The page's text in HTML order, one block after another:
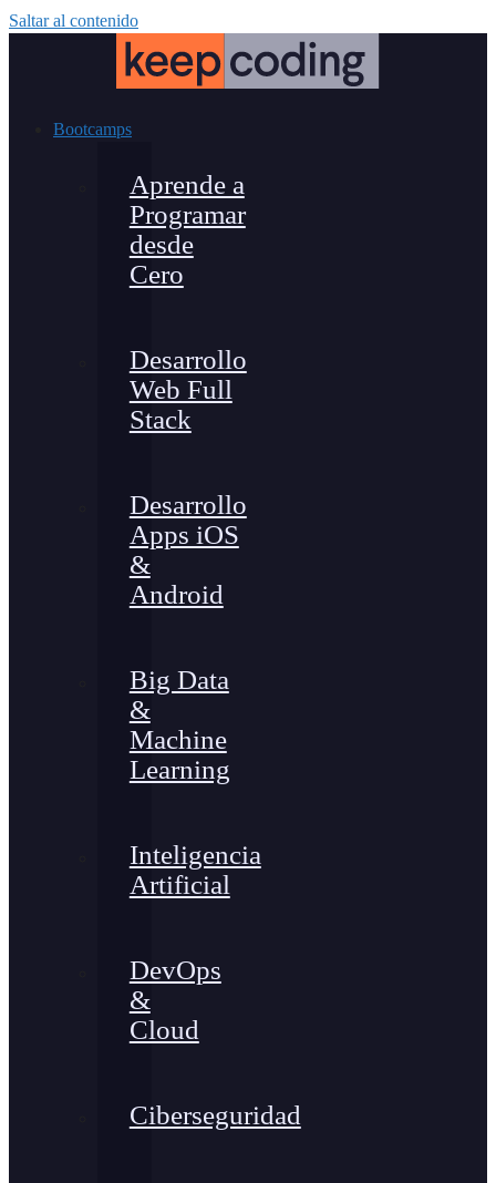
Saltar al contenido
Bootcamps
Aprende a
Programar
desde
Cero
Desarrollo
Web Full
Stack
Desarrollo
Apps iOS
&
Android
Big Data
&
Machine
Learning
Inteligencia
Artificial
DevOps
&
Cloud
Ciberseguridad